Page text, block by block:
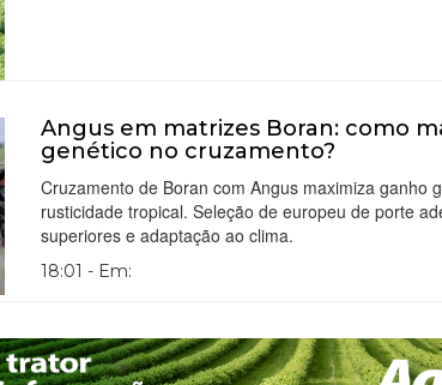
Angus em matrizes Boran: como
genético no cruzamento?
Cruzamento de Boran com Angus maximiza ganho
rusticidade tropical. Seleção de europeu de porte
superiores e adaptação ao clima.
18:01 - Em: